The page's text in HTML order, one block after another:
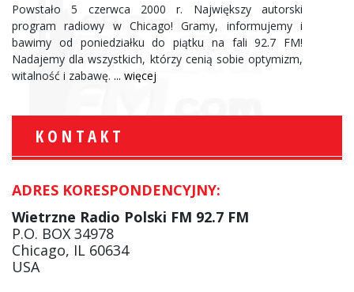
Powstało 5 czerwca 2000 r. Największy autorski
program radiowy w Chicago! Gramy, informujemy i
bawimy od poniedziałku do piątku na fali 92.7 FM!
Nadajemy dla wszystkich, którzy cenią sobie optymizm,
witalność i zabawę. ... więcej
KONTAKT
ADRES KORESPONDENCYJNY:
Wietrzne Radio Polski FM 92.7 FM
P.O. BOX 34978
Chicago, IL 60634
USA